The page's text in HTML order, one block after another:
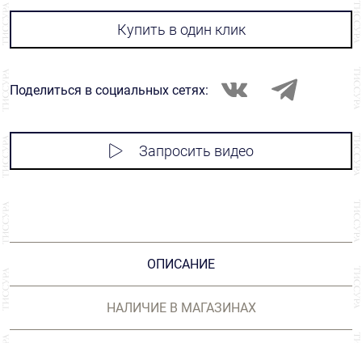
Купить в один клик
Поделиться в социальных сетях:
Запросить видео
ОПИСАНИЕ
НАЛИЧИЕ В МАГАЗИНАХ